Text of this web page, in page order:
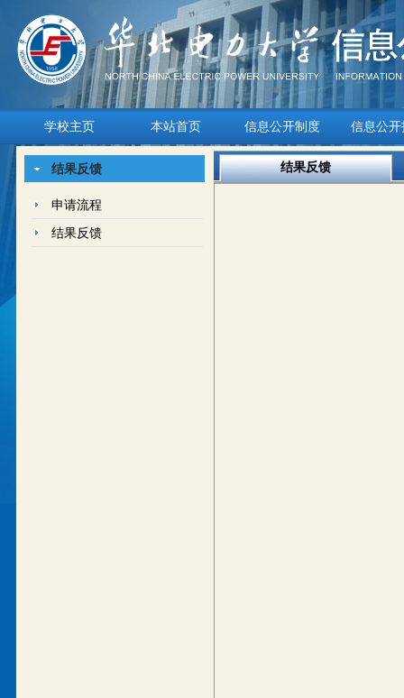
学校主页 本站首页 信息公开制度 信息公开
结果反馈
申请流程
结果反馈
结果反馈